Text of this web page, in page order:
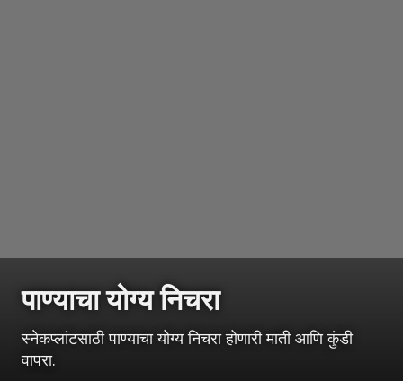
पाण्याचा योग्य निचरा
स्नेकप्लांटसाठी पाण्याचा योग्य निचरा होणारी माती आणि कुंडी
वापरा.